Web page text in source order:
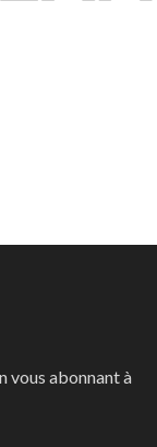
vous abonnant à